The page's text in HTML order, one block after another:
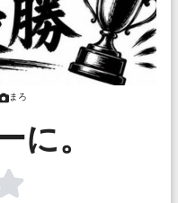
まろ
に。